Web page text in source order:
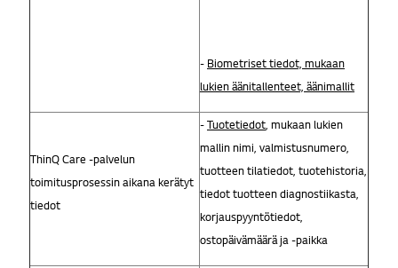
- Biometriset tiedot, mukaan
lukien äänitallenteet, äänimallit
ThinQ Care -palvelun
toimitusprosessin aikana kerätyt
tiedot
-Tuotetiedot, mukaan lukien
mallin nimi, valmistusnumero,
tuotteen tilatiedot, tuotehistoria,
tiedot tuotteen diagnostiikasta,
korjauspyyntötiedot,
ostopäivämäärä ja -paikka